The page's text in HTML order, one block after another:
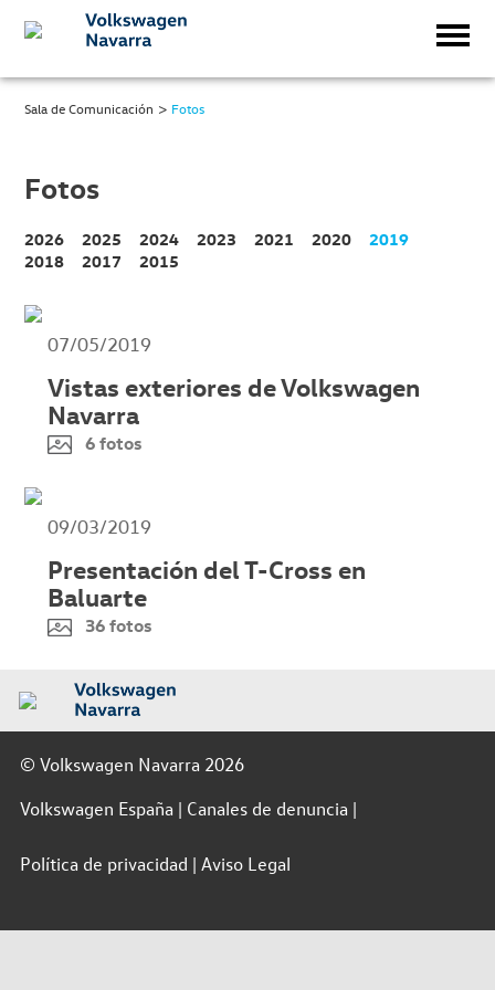
Sala de Comunicación > Fotos
Fotos
2026 2025 2024 2023 2021 2020
2019
2018
2017 2015
07/05/2019
Vistas exteriores de Volkswagen
Navarra
6 fotos
09/03/2019
Presentación del T-Cross en
Baluarte
36 fotos
© Volkswagen Navarra 2026
Volkswagen España
Canales de denuncia
Política de privacidad Aviso Legal